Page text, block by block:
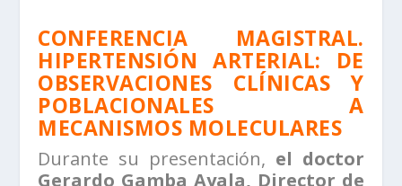
CONFERENCIA MAGISTRAL.
HIPERTENSIÓN ARTERIAL: DE
OBSERVACIONES CLÍNICAS Y
POBLACIONALES A
MECANISMOS MOLECULARES
Durante su presentación, el doctor
Gerardo Gamba Ayala, Director de